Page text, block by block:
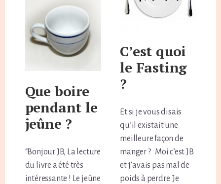
Que boire
pendant le
jeûne ?
“Bonjour JB, La lecture
du livre a été très
intéressante ! Le jeûne
C’est quoi
le Fasting
?
Et si je vous disais
qu’il existait une
meilleure façon de
manger ? Moi c’est JB
et j’avais pas mal de
poids à perdre. Je